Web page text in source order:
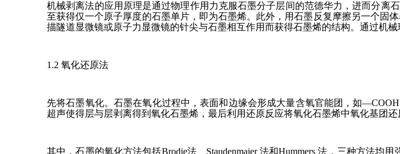
机械剥离法的应用原理是通过物理作用力克服石墨分子层间的范德华力，进而分离
至获得仅一个原子厚度的石墨单片，即为石墨烯。此外，用石墨反复摩擦另一个固
描隧道显微镜或原子力显微镜的针尖与石墨相互作用而获得石墨烯的结构。通过机
1.2 氧化还原法
先将石墨氧化。石墨在氧化过程中，表面和边缘会形成大量含氧官能团，如
超声使得层与层剥离得到氧化石墨烯，最后利用还原反应将氧化石墨烯中氧化基团
其中，石墨的氧化方法包括Brodie法、Staudenmaier 法和Hummers 法，三种方法均